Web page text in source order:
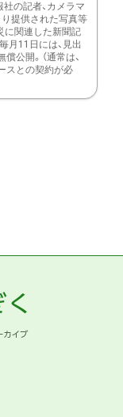
の記者、カメラマ
り提供された写真等
に関連した新聞記
月11日には、見出
公開。（通常は、
スとの契約が必